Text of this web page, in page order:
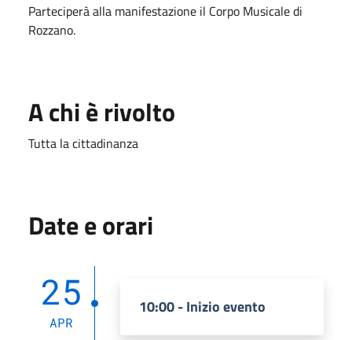
Parteciperà alla manifestazione il Corpo Musicale di
Rozzano.
A chi è rivolto
Tutta la cittadinanza
Date e orari
25
APR
10:00 - Inizio evento